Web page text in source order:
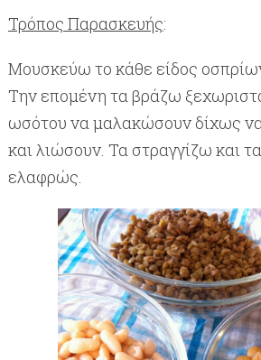
Τρόπος Παρασκευής:
Μουσκεύω το κάθε είδος
Την επομένη τα βράζω
ωσότου να μαλακώσουν δίχως
και λιώσουν. Τα στραγγίζω και
ελαφρώς.